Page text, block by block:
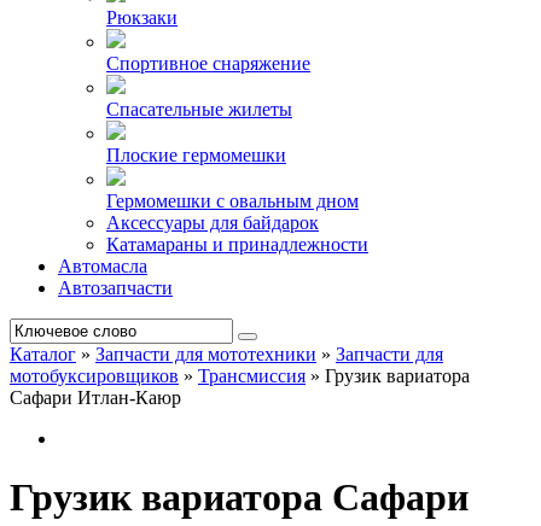
Рюкзаки
Спортивное снаряжение
Спасательные жилеты
Плоские гермомешки
Гермомешки с овальным дном
Аксессуары для байдарок
Катамараны и принадлежности
Автомасла
Автозапчасти
Каталог » Запчасти для мототехники » Запчасти для
мотобуксировщиков » Трансмиссия » Грузик вариатора
Сафари Итлан-Каюр
Грузик вариатора Сафари